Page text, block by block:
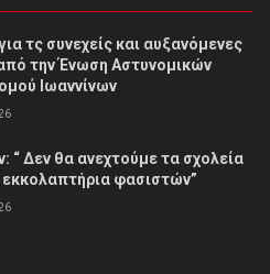
τς συνεχείς και αυξανόμενες
την Ένωση Αστυνομικών
Ιωαννίνων
“ Δεν θα ανεχτούμε τα σχολεία
εκκολαπτήρια φασιστών”